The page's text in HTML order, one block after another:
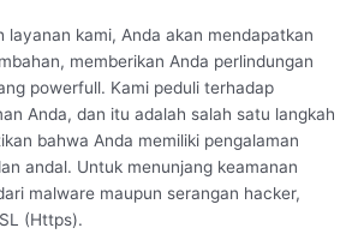
layanan kami, Anda akan mendapatkan
memberikan Anda perlindungan
powerfull. Kami peduli terhadap
Anda, dan itu adalah salah satu langkah
bahwa Anda memiliki pengalaman
andal. Untuk menunjang keamanan
malware maupun serangan hacker,
(Https).